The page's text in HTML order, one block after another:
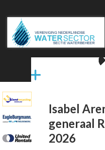
Isabel
generaal
2026